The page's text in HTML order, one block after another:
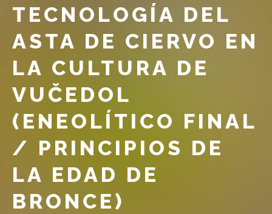
TECNOLOGÍA DEL
ASTA DE CIERVO EN
LA CULTURA DE
VUČEDOL
(ENEOLÍTICO FINAL
/ PRINCIPIOS DE
LA EDAD DE
BRONCE)